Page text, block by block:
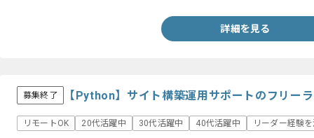
詳細を見る
募集終了 【Python】サイト構築運用サポートのフリー
リモートOK 20代活躍中 30代活躍中 40代活躍中 リーダー経験